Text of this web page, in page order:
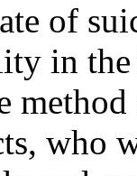
of
in
who